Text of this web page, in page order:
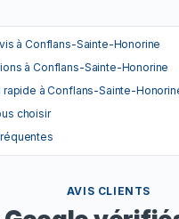
à Conflans-Sainte-Honorine
à Conflans-Sainte-Honorine
rapide à Conflans-Sainte-
choisir
AVIS CLIENTS